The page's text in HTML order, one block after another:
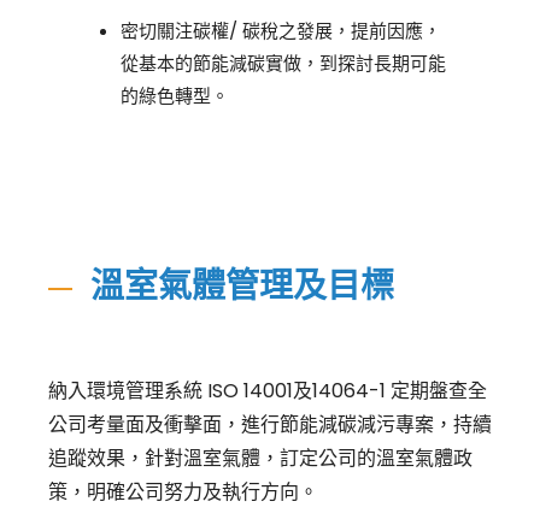
密切關注碳權/ 碳稅之發展，提前因應，
從基本的節能減碳實做，到探討長期可能
的綠色轉型。
溫室氣體管理及目標
納入環境管理系統 ISO 14001及14064-1 定期盤查全
公司考量面及衝擊面，進行節能減碳減污專案，持續
追蹤效果，針對溫室氣體，訂定公司的溫室氣體政
策，明確公司努力及執行方向。